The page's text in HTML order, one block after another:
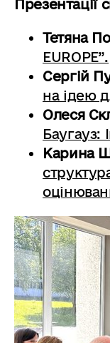
Презентації
Тетяна
EUROPE”.
Сергій
на ідею
Олеся
Баугауз:
Карина